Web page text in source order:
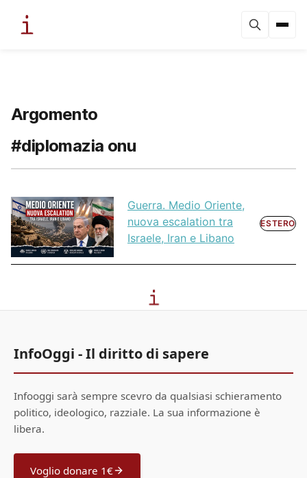
Argomento
#diplomazia onu
Guerra. Medio Oriente,
nuova escalation tra
Israele, Iran e Libano
ESTERO
InfoOggi - Il diritto di sapere
Infooggi sarà sempre scevro da qualsiasi schieramento
politico, ideologico, razziale. La sua informazione è
libera.
Voglio donare 1€